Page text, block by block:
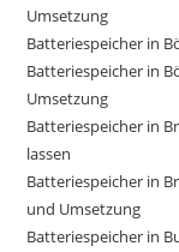
Umsetzung
Batteriespeicher in
Batteriespeicher in
Umsetzung
Batteriespeicher in
lassen
Batteriespeicher in
und Umsetzung
Batteriespeicher in